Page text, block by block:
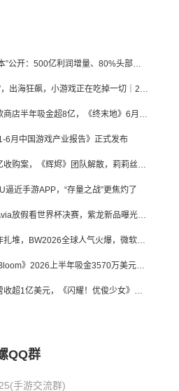
游戏AI“账本”公开：500亿利润增量、80%头部入局，谁在闷声发财？
端游“复活”，出海狂飙，小游戏正在吃掉一切｜2026上半年产业报告
仅苹果谷歌商店半年吸金超8亿，《终末地》6月份收入显著回暖
6月中国游戏产业报告》正式发布
腾讯曝百亿收购案，《辉烬》团队解散，莉莉丝新作曝光｜陀螺周报
逼近手游APP，“存量之战”更焦灼了
三七网易Avia放假看世界杯决赛，紫龙新品曝光，米哈游新作上线 | 陀螺周报
暑期档新作扎堆，BW2026全球人气火爆，微软XBOX大裁员|陀螺周报
《皮克敏 Bloom》2026上半年吸金3570万美元，中国台湾成最大市场
出海首年营收超1亿美元，《闪耀！优俊少女》美国市场占比达七成
QQ群
手游交流群)